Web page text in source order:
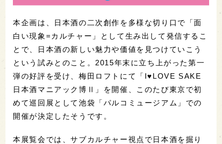
本企画は、日本酒の二次創作を多様な切り口で「面
白い現象=カルチャー」として生み出して発信するこ
とで、日本酒の新しい魅力や価値を見つけていこう
という試みとのこと。2015年末に立ち上がった第一
弾の好評を受け、梅田ロフトにて「I♥LOVE SAKE
日本酒マニアック博Ⅱ」を開催、このたび東京で初
めて巡回展として池袋「パルコミュージアム」での
開催が決定したそうです。
本展覧会では、サブカルチャー視点で日本酒を掘り